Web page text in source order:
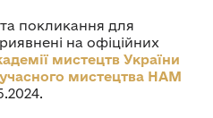
покликання для
на офіційних
мистецтв України
мистецтва НАМ